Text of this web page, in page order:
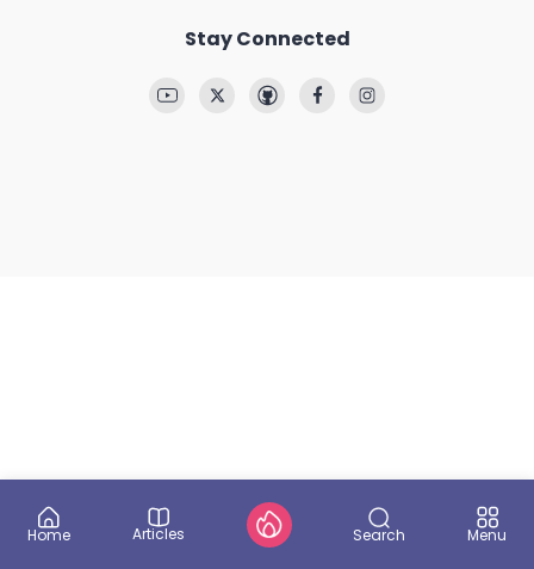
Stay Connected
Home Articles Search Menu